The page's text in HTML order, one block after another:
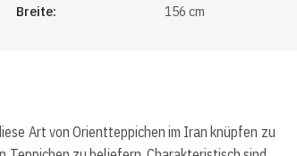
Breite:
156 cm
Art von Orientteppichen im Iran knüpfen zu